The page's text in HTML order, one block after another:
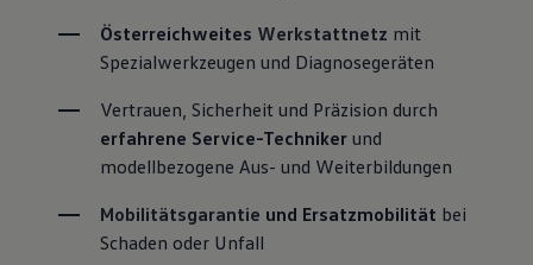
Österreichweites Werkstattnetz mit
Spezialwerkzeugen und Diagnosegeräten
erfahrene Service-Techniker und
modellbezogene Aus- und Weiterbildungen
Mobilitätsgarantie und Ersatzmobilität bei
Schaden oder Unfall